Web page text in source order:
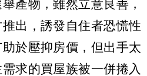
產物，雖然立意良善，
出，誘發自住者恐慌性
於壓抑房價，但出手太
求的買屋族被一併捲入